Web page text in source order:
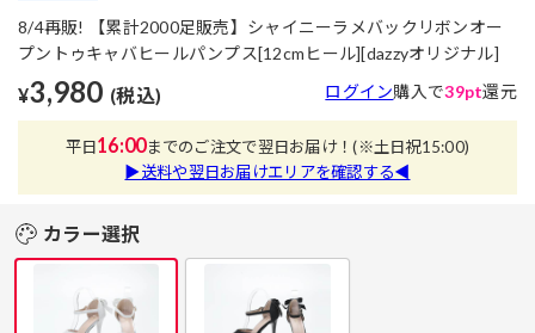
8/4再販! 【累計2000足販売】シャイニーラメバックリボンオー
プントゥキャバヒールパンプス[12cmヒール][dazzyオリジナル]
¥3,980 (税込) ログイン購入で39pt還元
平日16:00までのご注文で翌日お届け！(※土日祝15:00)
▶送料や翌日お届けエリアを確認する◀
カラー選択